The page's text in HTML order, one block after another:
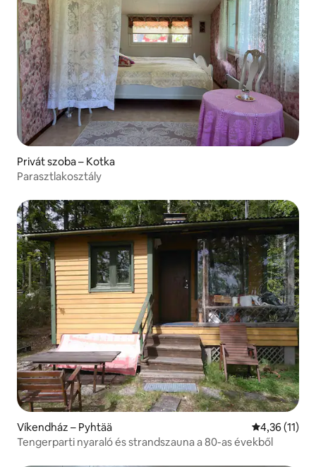
Privát szoba – Kotka
Parasztlakosztály
Víkendház – Pyhtää Átlagos
4,36 (11)
Tengerparti nyaraló és strandszauna a 80-as évekből